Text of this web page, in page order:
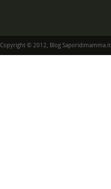
Copyright © 2012, Blog Saporidimamma.it